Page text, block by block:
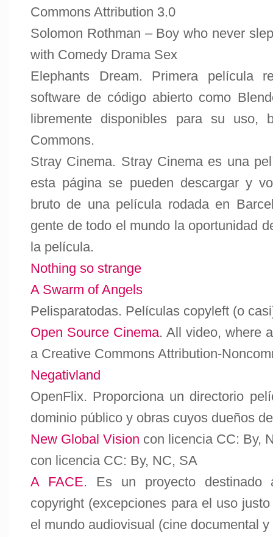
Commons Attribution 3.0
Solomon Rothman – Boy who never
with Comedy Drama Sex
Elephants Dream. Primera película
software de código abierto como
libremente disponibles para su uso,
Commons.
Stray Cinema. Stray Cinema es una
esta página se pueden descargar y
bruto de una película rodada en
gente de todo el mundo la oportunidad
la película.
Nothing so strange
A Swarm of Angels
Pelisparatodas. Películas copyleft (o
Open Source Cinema. All video, where
a Creative Commons Attribution-
Negativland
OpenFlix. Proporciona un directorio
dominio público y obras cuyos dueños
New Global Vision con licencia CC: By,
con licencia CC: By, NC, SA
A FACE. Es un proyecto destinado
copyright (excepciones para el uso
el mundo audiovisual (cine documental